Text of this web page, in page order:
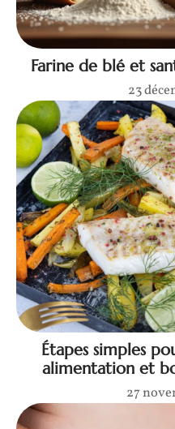
Farine de blé et
23
Étapes simples
alimentation et
27